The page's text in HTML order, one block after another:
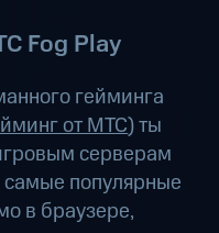
Fog Play
гейминга
от МТС) ты
серверам
самые популярные
в браузере,